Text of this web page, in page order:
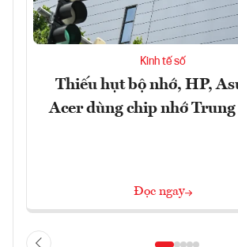
Kinh tế số
Thiếu hụt bộ nhớ, HP,
Acer dùng chip nhớ Trung
Đọc ngay